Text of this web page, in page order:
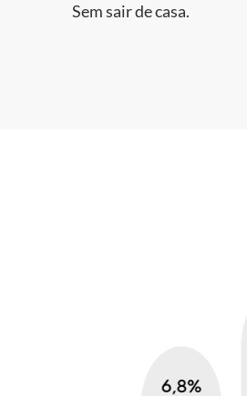
Sem sair de casa.